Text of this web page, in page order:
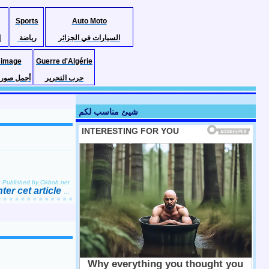
Sports
رياضة
Auto Moto
السيارات في الجزائر
أجمل صور
Guerre d'Algérie
حرب التحرير
Published by Okbob.net
cet article
شيئ مناسب لكم